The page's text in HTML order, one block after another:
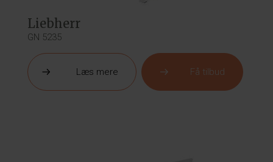
Liebherr
GN 5235
Læs mere Få tilbud